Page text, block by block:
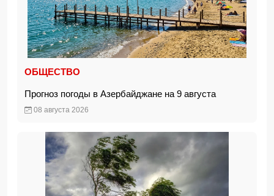
ОБЩЕСТВО
Прогноз погоды в Азербайджане на 9 августа
08 августа 2026